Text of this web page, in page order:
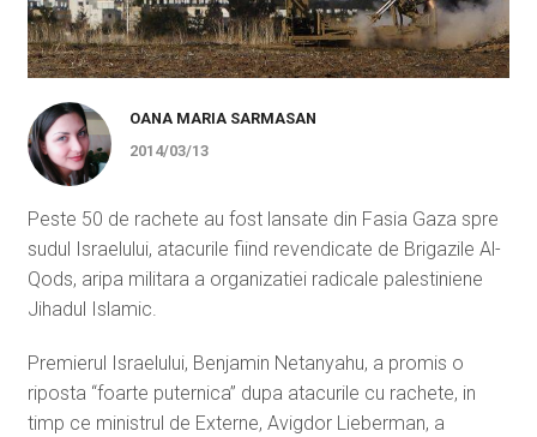
OANA MARIA SARMASAN
2014/03/13
Peste 50 de rachete au fost lansate din Fasia Gaza spre
sudul Israelului, atacurile fiind revendicate de Brigazile Al-
Qods, aripa militara a organizatiei radicale palestiniene
Jihadul Islamic.
Premierul Israelului, Benjamin Netanyahu, a promis o
riposta “foarte puternica” dupa atacurile cu rachete, in
timp ce ministrul de Externe, Avigdor Lieberman, a